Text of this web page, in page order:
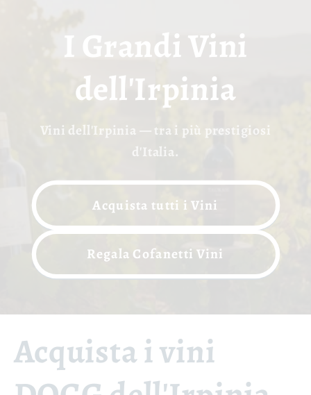
I Grandi Vini
dell'Irpinia
Vini dell'Irpinia — tra i più prestigiosi
d'Italia.
Acquista tutti i Vini
Regala Cofanetti Vini
Acquista i vini